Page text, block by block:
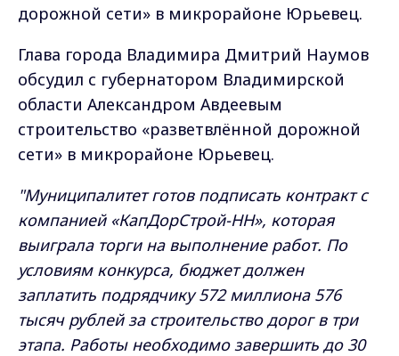
дорожной сети» в микрорайоне Юрьевец.
Глава города Владимира Дмитрий Наумов
обсудил с губернатором Владимирской
области Александром Авдеевым
строительство «разветвлённой дорожной
сети» в микрорайоне Юрьевец.
"Муниципалитет готов подписать контракт с
компанией «КапДорСтрой-НН», которая
выиграла торги на выполнение работ. По
условиям конкурса, бюджет должен
заплатить подрядчику 572 миллиона 576
тысяч рублей за строительство дорог в три
этапа. Работы необходимо завершить до 30